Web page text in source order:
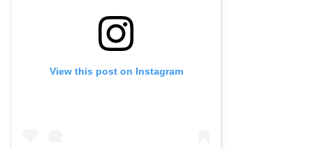
View this post on Instagram